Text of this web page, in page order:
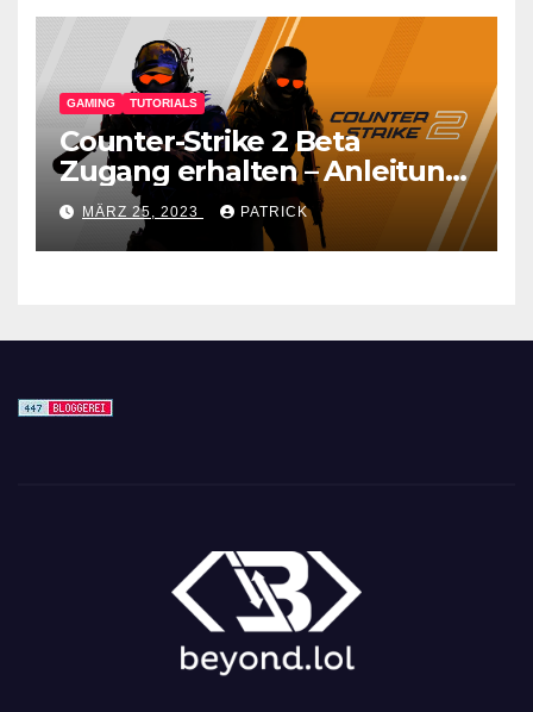
GAMING TUTORIALS
Counter-Strike 2 Beta
Zugang erhalten – Anleitung
für den CS GO Nachfolger
MÄRZ 25, 2023 PATRICK